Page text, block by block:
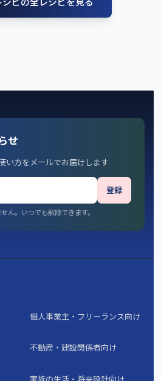
せ
い方をメールでお届けします
登録
ん。いつでも解除できます。
個人事業主・フリーランス向け
不動産・建設関係者向け
家族の生活・将来設計向け